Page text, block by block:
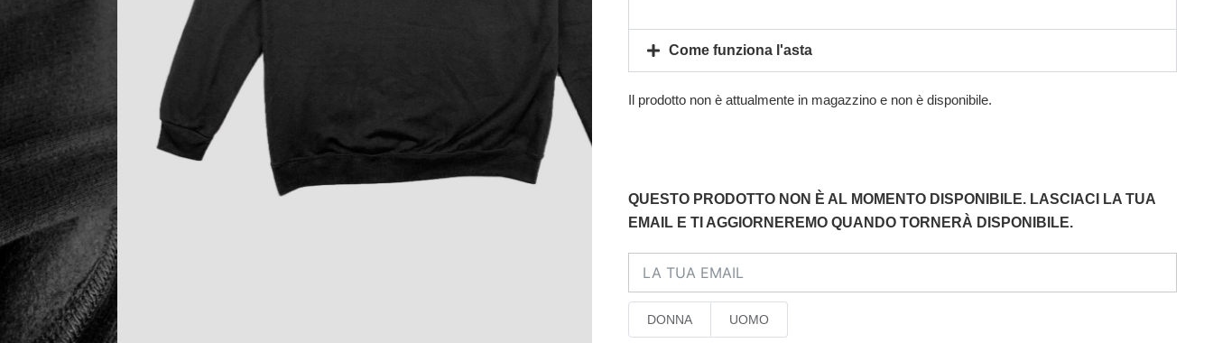
Come funziona l'asta
Il prodotto non è attualmente in magazzino e non è disponibile.
QUESTO PRODOTTO NON È AL MOMENTO DISPONIBILE. LASCIACI LA TUA
EMAIL E TI AGGIORNEREMO QUANDO TORNERÀ DISPONIBILE.
DONNA UOMO